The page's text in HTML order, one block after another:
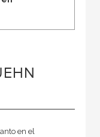
en el